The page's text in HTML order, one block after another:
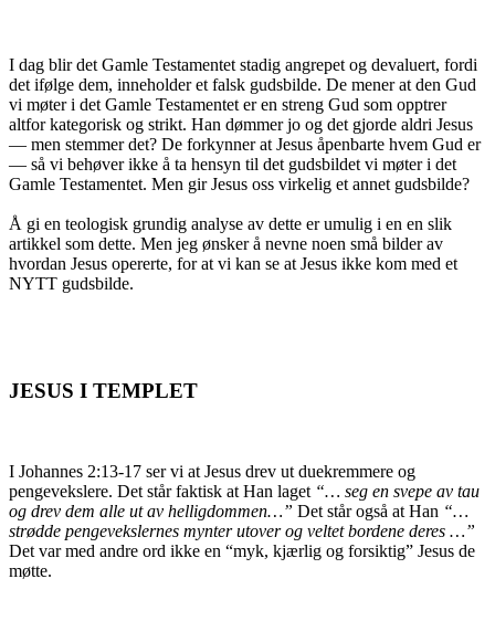
I dag blir det Gamle Testamentet stadig angrepet og devaluert, fordi
det ifølge dem, inneholder et falsk gudsbilde. De mener at den Gud
vi møter i det Gamle Testamentet er en streng Gud som opptrer
altfor kategorisk og strikt. Han dømmer jo og det gjorde aldri Jesus
— men stemmer det? De forkynner at Jesus åpenbarte hvem Gud er
— så vi behøver ikke å ta hensyn til det gudsbildet vi møter i det
Gamle Testamentet. Men gir Jesus oss virkelig et annet gudsbilde?
Å gi en teologisk grundig analyse av dette er umulig i en en slik
artikkel som dette. Men jeg ønsker å nevne noen små bilder av
hvordan Jesus opererte, for at vi kan se at Jesus ikke kom med et
NYTT gudsbilde.
JESUS I TEMPLET
I Johannes 2:13-17 ser vi at Jesus drev ut duekremmere og
pengevekslere. Det står faktisk at Han laget “… seg en svepe av tau
og drev dem alle ut av helligdommen…” Det står også at Han “…
strødde pengevekslernes mynter utover og veltet bordene deres …”
Det var med andre ord ikke en “myk, kjærlig og forsiktig” Jesus de
møtte.